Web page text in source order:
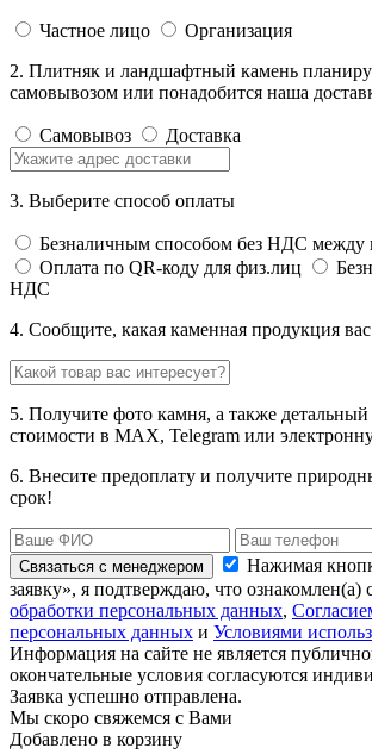
Частное лицо
Организация
2. Плитняк и ландшафтный камень
самовывозом или понадобится наша
Самовывоз Доставка
3. Выберите способ оплаты
Безналичным способом без НДС между
Оплата по QR-коду для физ.лиц
НДС
4. Сообщите, какая каменная продукция вас
5. Получите фото камня, а также детальный
стоимости в MAX, Telegram или
6. Внесите предоплату и получите
срок!
Связаться с менеджером
Нажимая
заявку», я подтверждаю, что ознакомлен(а)
обработки персональных данных,
персональных данных и Условиями
Информация на сайте не является
окончательные условия согласуются
Заявка успешно отправлена.
Мы скоро свяжемся с Вами
Добавлено в корзину